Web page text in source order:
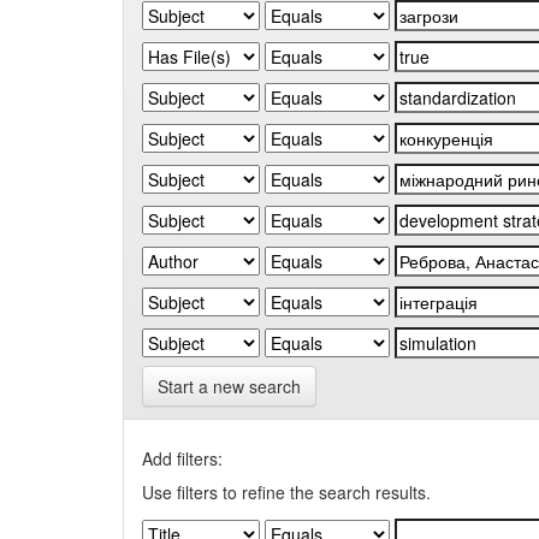
Start a new search
Add filters:
Use filters to refine the search results.